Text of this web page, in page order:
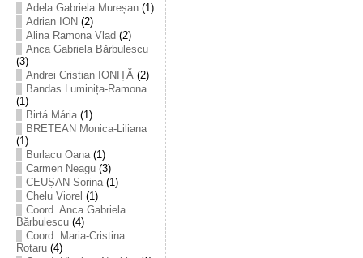
Adela Gabriela Mureșan(1)
Adrian ION (2)
Alina Ramona Vlad (2)
Anca Gabriela Bărbulescu
(3)
Andrei Cristian IONIȚĂ(2)
Bandas Luminița-Ramona
(1)
Birtá Mária(1)
BRETEAN Monica-Liliana
(1)
Burlacu Oana(1)
Carmen Neagu(3)
CEUȘAN Sorina(1)
Chelu Viorel (1)
Coord. Anca Gabriela
Bărbulescu(4)
Coord. Maria-Cristina
Rotaru(4)